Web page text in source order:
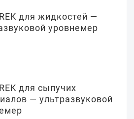
для жидкостей —
уровнемер
для сыпучих
— ультразвуковой